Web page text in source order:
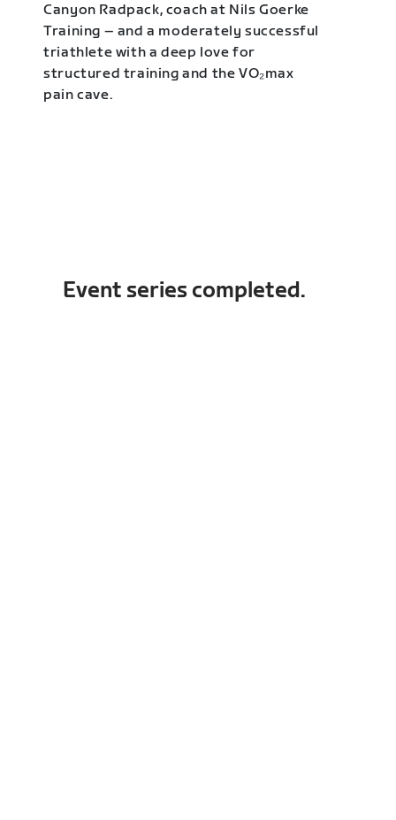
Canyon Radpack, coach at Nils Goerke
Training – and a moderately successful
triathlete with a deep love for
structured training and the VO₂max
pain cave.
Event series completed.